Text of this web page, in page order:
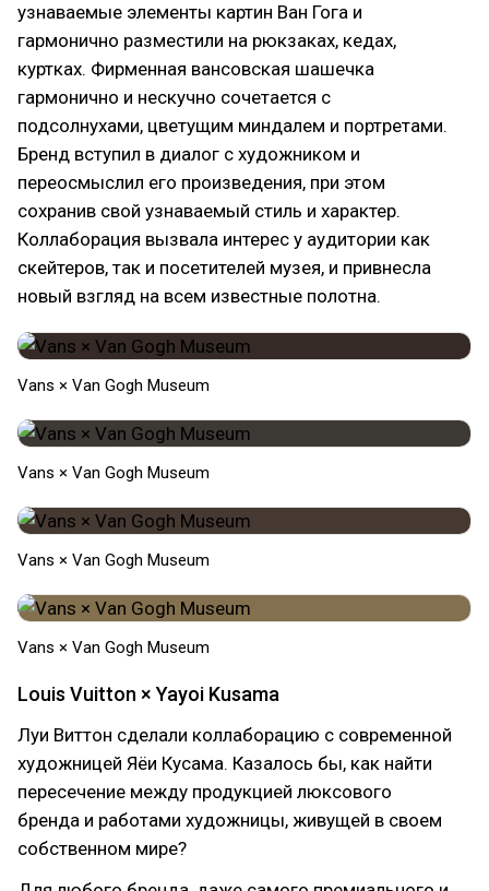
узнаваемые элементы картин Ван Гога и
гармонично разместили на рюкзаках, кедах,
куртках. Фирменная вансовская шашечка
гармонично и нескучно сочетается с
подсолнухами, цветущим миндалем и портретами.
Бренд вступил в диалог с художником и
переосмыслил его произведения, при этом
сохранив свой узнаваемый стиль и характер.
Коллаборация вызвала интерес у аудитории как
скейтеров, так и посетителей музея, и привнесла
новый взгляд на всем известные полотна.
Vans × Van Gogh Museum
Vans × Van Gogh Museum
Vans × Van Gogh Museum
Vans × Van Gogh Museum
Louis Vuitton × Yayoi Kusama
Луи Виттон сделали коллаборацию с современной
художницей Яёи Кусама. Казалось бы, как найти
пересечение между продукцией люксового
бренда и работами художницы, живущей в своем
собственном мире?